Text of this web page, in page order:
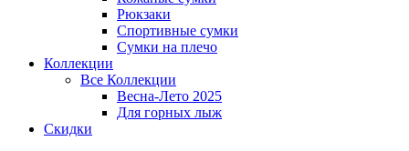
Рюкзаки
Спортивные сумки
Сумки на плечо
Коллекции
Все Коллекции
Весна-Лето 2025
Для горных лыж
Скидки